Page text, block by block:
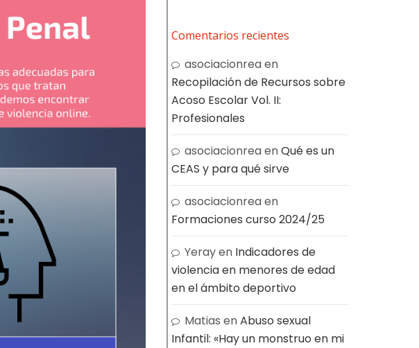
Comentarios recientes
asociacionreaen
Recopilación de Recursos sobre
Acoso Escolar Vol. II:
Profesionales
asociacionreaenQué es un
CEAS y para qué sirve
asociacionreaen
Formaciones curso 2024/25
Yerayen Indicadores de
violencia en menores de edad
en el ámbito deportivo
Matias enAbuso sexual
Infantil: «Hay un monstruo en mi